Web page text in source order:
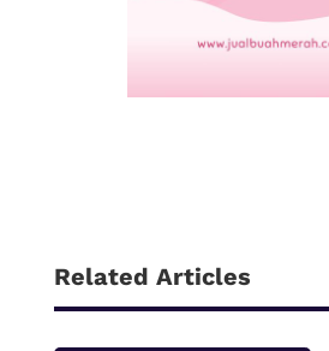
Related Articles